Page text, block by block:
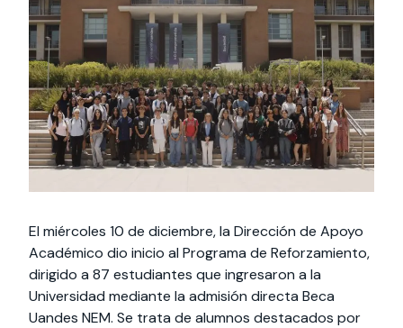
cursos
Especialidades y
estadías
Te puede
interesar:
International
students
Facultades
interesar:
2025
vinculación con la
sociedad
Extensión Cultural
Te puede interesar:Filantropía y Donaciones
intercambio
Servicios y apoyos
Te puede
interesar:
Explora el campus
Uandes
Noticias
estudiantiles
El miércoles 10 de diciembre, la Dirección de Apoyo
Académico dio inicio al Programa de Reforzamiento,
dirigido a 87 estudiantes que ingresaron a la
Universidad mediante la admisión directa Beca
Uandes NEM. Se trata de alumnos destacados por